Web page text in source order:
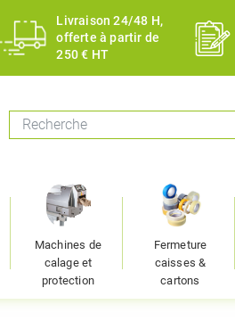
Livraison 24/48 H,
offerte à partir de
250 € HT
Machines de
calage et
protection
Fermeture
caisses &
cartons